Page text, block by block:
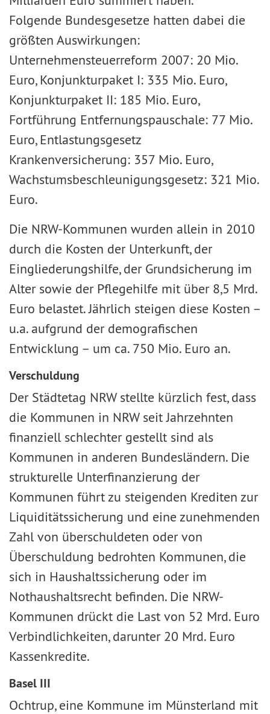
Folgende Bundesgesetze hatten dabei die
größten Auswirkungen:
Unternehmensteuerreform 2007: 20 Mio.
Euro, Konjunkturpaket I: 335 Mio. Euro,
Konjunkturpaket II: 185 Mio. Euro,
Fortführung Entfernungspauschale: 77 Mio.
Euro, Entlastungsgesetz
Krankenversicherung: 357 Mio. Euro,
Wachstumsbeschleunigungsgesetz: 321 Mio.
Euro.
Die NRW-Kommunen wurden allein in 2010
durch die Kosten der Unterkunft, der
Eingliederungshilfe, der Grundsicherung im
Alter sowie der Pflegehilfe mit über 8,5 Mrd.
Euro belastet. Jährlich steigen diese Kosten –
u.a. aufgrund der demografischen
Entwicklung – um ca. 750 Mio. Euro an.
Verschuldung
Der Städtetag NRW stellte kürzlich fest, dass
die Kommunen in NRW seit Jahrzehnten
finanziell schlechter gestellt sind als
Kommunen in anderen Bundesländern. Die
strukturelle Unterfinanzierung der
Kommunen führt zu steigenden Krediten zur
Liquiditätssicherung und eine zunehmenden
Zahl von überschuldeten oder von
Überschuldung bedrohten Kommunen, die
sich in Haushaltssicherung oder im
Nothaushaltsrecht befinden. Die NRW-
Kommunen drückt die Last von 52 Mrd. Euro
Verbindlichkeiten, darunter 20 Mrd. Euro
Kassenkredite.
Basel III
Ochtrup, eine Kommune im Münsterland mit